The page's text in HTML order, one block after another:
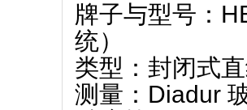
牌子与型号 ：
统）
类型 ：封闭式
测量 ：Diadur